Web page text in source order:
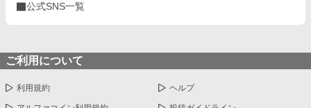
公式SNS一覧
ご利用について
利用規約 ヘルプ